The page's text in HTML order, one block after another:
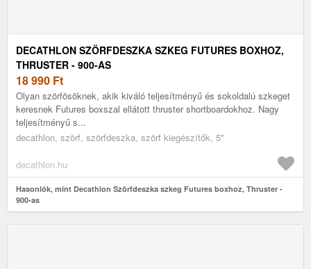
DECATHLON SZÖRFDESZKA SZKEG FUTURES BOXHOZ,
THRUSTER - 900-AS
18 990 Ft
Olyan szörfösöknek, akik kiváló teljesítményű és sokoldalú szkeget
keresnek Futures boxszal ellátott thruster shortboardokhoz. Nagy
teljesítményű s...
decathlon, szörf, szörfdeszka, szörf kiegészítők, 5"
decathlon.hu
Hasonlók, mint Decathlon Szörfdeszka szkeg Futures boxhoz, Thruster -
900-as